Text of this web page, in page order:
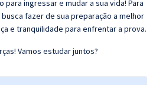
ingressar e mudar a sua vida! Para
fazer de sua preparação a melhor
e tranquilidade para enfrentar a prova.
Vamos estudar juntos?